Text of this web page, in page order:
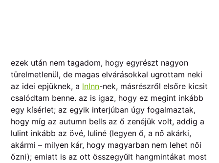
ezek után nem tagadom, hogy egyrészt nagyon
türelmetlenül, de magas elvárásokkal ugrottam neki
az idei epjüknek, a lnlnn-nek, másrészről elsőre kicsit
csalódtam benne. az is igaz, hogy ez megint inkább
egy kísérlet; az egyik interjúban úgy fogalmaztak,
hogy míg az autumn bells az ő zenéjük volt, addig a
lulint inkább az övé, luliné (legyen ő, a nő akárki,
akármi – milyen kár, hogy magyarban nem lehet női
őzni); emiatt is az ott összegyűlt hangmintákat most